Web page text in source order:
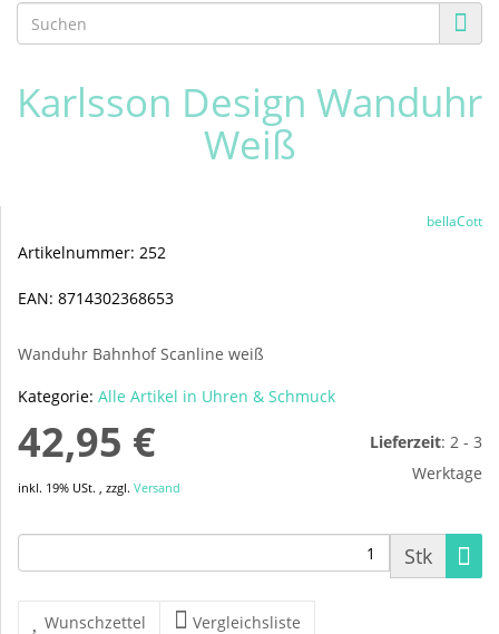
Karlsson Design Wanduhr
Weiß
bellaCott
Artikelnummer: 252
EAN: 8714302368653
Wanduhr Bahnhof Scanline weiß
Kategorie: Alle Artikel in Uhren & Schmuck
42,95 €
inkl. 19% USt. , zzgl. Versand
Lieferzeit: 2 - 3
Werktage
Stk
Wunschzettel
Vergleichsliste